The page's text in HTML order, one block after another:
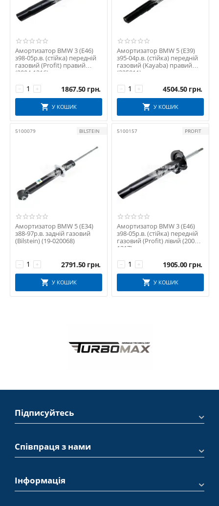
Амортизатор BMW 3 (E46)
з98-05р.в. (стійка) передній
газовий (Profit) правий
(2004-1316)
+
− 1867.50 грн.
У КОШИК
Амортизатор BMW 5 (E39)
з95-04р.в. (стійка) передній
газовий (Kayaba) правий
(335811)
+
− 4504.50 грн.
У КОШИК
5100079 BILSTEIN
Амортизатор BMW 5 (E34)
з88-97р.в. задній газовий
(Bilstein) (19-020068)
+
− 2791.50 грн.
У КОШИК
5100157 PROFIT
Амортизатор BMW 3 (E46)
з98-05р.в. (стійка) передній
газовий (Profit) лівий (2004-
1317)
+
− 1905.00 грн.
У КОШИК
Підписуйтесь
Співпраця з нами
Інформація